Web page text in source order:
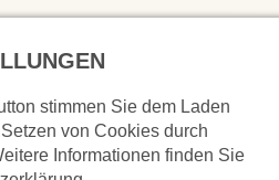
stimmen Sie dem Laden
von Cookies durch
Informationen finden Sie